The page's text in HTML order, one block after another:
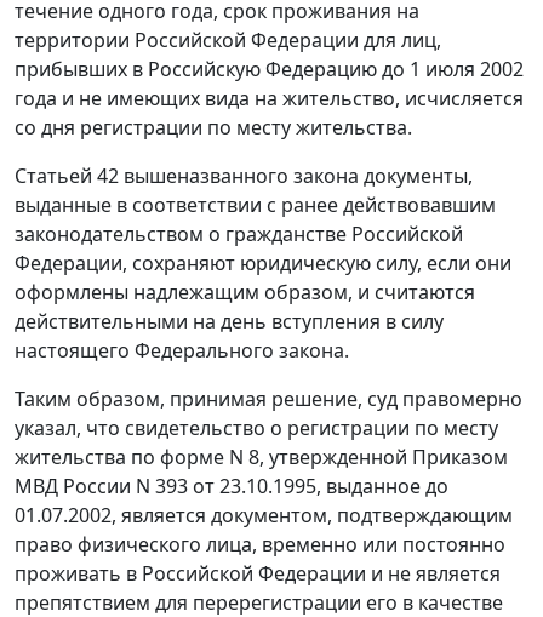
течение одного года, срок проживания на
территории Российской Федерации для лиц,
прибывших в Российскую Федерацию до 1 июля 2002
года и не имеющих вида на жительство, исчисляется
со дня регистрации по месту жительства.
Статьей 42 вышеназванного закона документы,
выданные в соответствии с ранее действовавшим
законодательством о гражданстве Российской
Федерации, сохраняют юридическую силу, если они
оформлены надлежащим образом, и считаются
действительными на день вступления в силу
настоящего Федерального закона.
Таким образом, принимая решение, суд правомерно
указал, что свидетельство о регистрации по месту
жительства по форме N 8, утвержденной Приказом
МВД России N 393 от 23.10.1995, выданное до
01.07.2002, является документом, подтверждающим
право физического лица, временно или постоянно
проживать в Российской Федерации и не является
препятствием для перерегистрации его в качестве